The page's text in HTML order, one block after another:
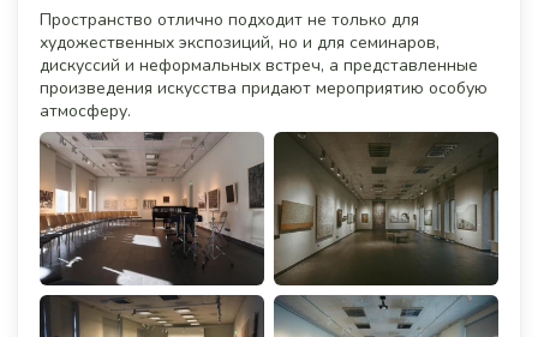
Пространство отлично подходит не только для
художественных экспозиций, но и для семинаров,
дискуссий и неформальных встреч, а представленные
произведения искусства придают мероприятию особую
атмосферу.